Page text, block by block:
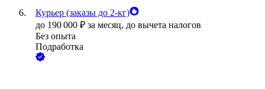
Курьер (заказы до 2-кг)
до 190 000 ₽ за месяц, до вычета налогов
Без опыта
Подработка